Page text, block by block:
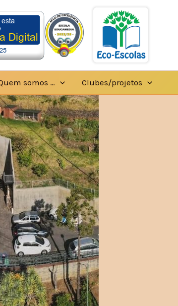
somos … Clubes/projetos